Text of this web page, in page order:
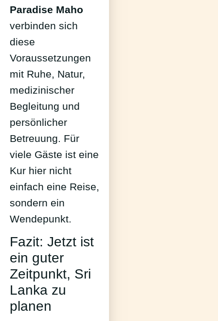
Paradise Maho
verbinden sich
diese
Voraussetzungen
mit Ruhe, Natur,
medizinischer
Begleitung und
persönlicher
Betreuung. Für
viele Gäste ist eine
Kur hier nicht
einfach eine Reise,
sondern ein
Wendepunkt.
Fazit: Jetzt ist
ein guter
Zeitpunkt, Sri
Lanka zu
planen